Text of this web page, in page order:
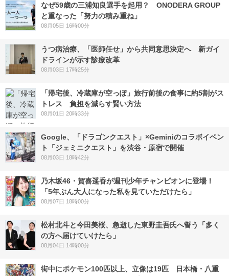
なぜ59歳の三浦知良選手を起用？ ONODERA GROUP
と重なった「努力の積み重ね」
08月05日 16時00分
うつ病治療、「医師任せ」から共同意思決定へ 新ガイ
ドラインが示す診療改革
08月03日 17時25分
「帰宅後、冷蔵庫が空っぽ」旅行前後の食事に約5割がス
トレス 負担を減らす賢い方法
08月01日 20時33分
Google、「ドラゴンクエスト」×Geminiのコラボイベン
ト「ジェミニクエスト」を渋谷・原宿で開催
08月03日 18時42分
乃木坂46・賀喜遥香が週刊少年チャンピオンに登場！
「5年ぶん大人になった私を見ていただけたら」
08月07日 18時00分
松村北斗と今田美桜、急逝した東野圭吾氏へ誓う「多く
の方へ届けていけたら」
08月04日 14時00分
街中にポケモン100匹以上、立像は19匹 日本橋・八重